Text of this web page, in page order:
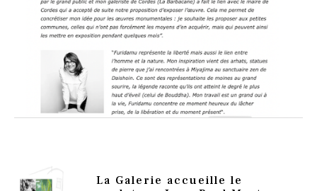
La Galerie accueille le